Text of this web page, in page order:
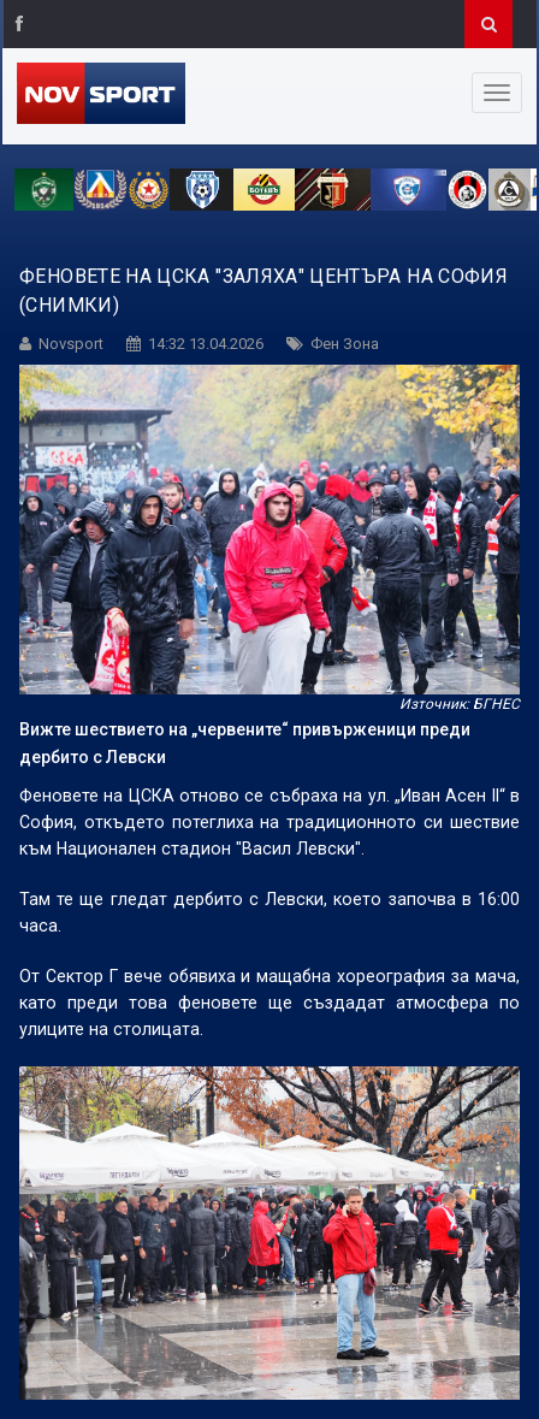
ФЕНОВЕТЕ НА ЦСКА "ЗАЛЯХА" ЦЕНТЪРА НА СОФИЯ
(СНИМКИ)
Novsport 14:32 13.04.2026 Фен Зона
Източник: БГНЕС
Вижте шествието на „червените“ привърженици преди
дербито с Левски
Феновете на ЦСКА отново се събраха на ул. „Иван Асен II“ в
София, откъдето потеглиха на традиционното си шествие
към Национален стадион "Васил Левски".
Там те ще гледат дербито с Левски, което започва в 16:00
часа.
От Сектор Г вече обявиха и мащабна хореография за мача,
като преди това феновете ще създадат атмосфера по
улиците на столицата.